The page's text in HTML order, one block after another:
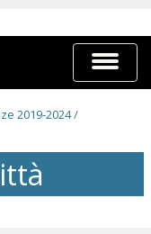
Espandi
barra
di
2019-2024/